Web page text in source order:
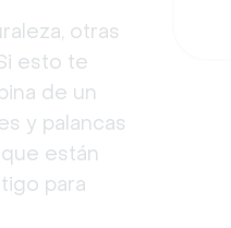
otras
esto te
de un
y palancas
están
para